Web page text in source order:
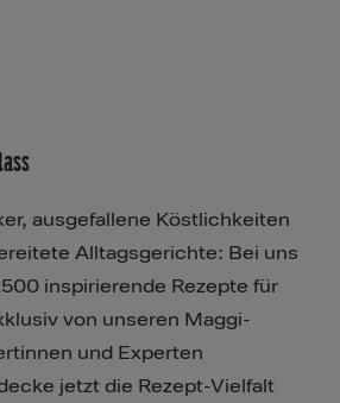
ausgefallene Köstlichkeiten
Alltagsgerichte: Bei uns
inspirierende Rezepte für
von unseren Maggi-
und Experten
jetzt die Rezept-Vielfalt